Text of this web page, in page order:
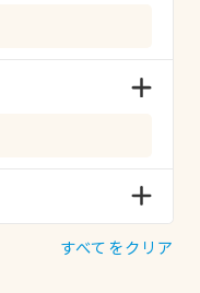
すべてをクリア